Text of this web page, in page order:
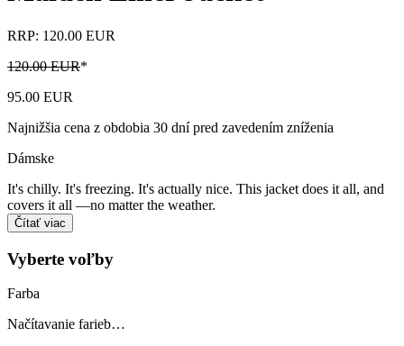
RRP: 120.00 EUR
120.00 EUR*
95.00 EUR
Najnižšia cena z obdobia 30 dní pred zavedením zníženia
Dámske
It's chilly. It's freezing. It's actually nice. This jacket does it all, and
covers it all —no matter the weather.
Čítať viac
Vyberte voľby
Farba
Načítavanie farieb…